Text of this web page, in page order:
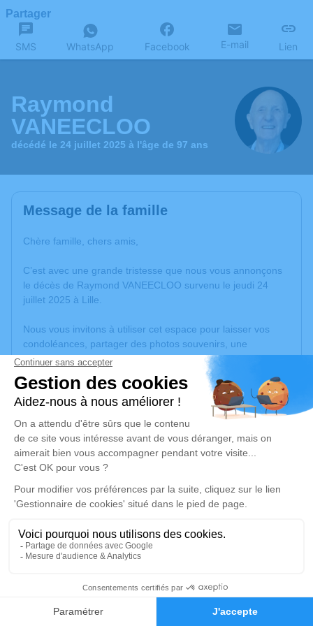
Faire-part Hommages
Partager
SMS WhatsApp Facebook E-mail Lien
Raymond
VANEECLOO
décédé le 24 juillet 2025 à l'âge de 97 ans
Message de la famille
Chère famille, chers amis,
C’est avec une grande tristesse que nous vous annonçons
le décès de Raymond VANEECLOO survenu le jeudi 24
juillet 2025 à Lille.
Nous vous invitons à utiliser cet espace pour laisser vos
condoléances, partager des photos souvenirs, une
anecdote ou exprimer vos pensées à travers des poèmes
ou des textes. Cet endroit est un lieu d'expression dédié à
honorer la mémoire de Raymond VANEECLOO.
Un service de plantation d’arbre hommage estdisponible
lundi 28 juillet 2025 à 14h30
Église Saint-Vaast de La Bassée
3, Rue Pauline Houdoye